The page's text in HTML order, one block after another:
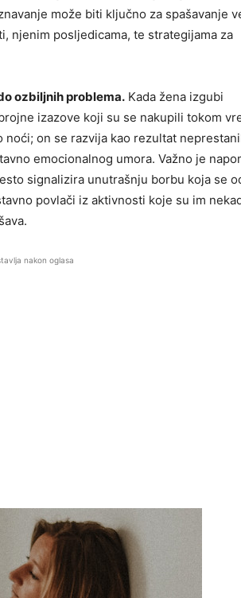
može biti ključno za spašavanje
njenim posljedicama, te strategijama za
ozbiljnih problema. Kada žena izgubi
izazove koji su se nakupili tokom
on se razvija kao rezultat
emocionalnog umora. Važno je
signalizira unutrašnju borbu koja se
povlači iz aktivnosti koje su im
nakon oglasa